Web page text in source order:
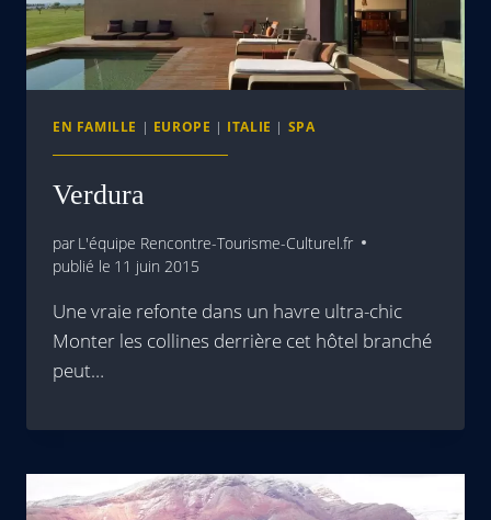
EN FAMILLE | EUROPE | ITALIE | SPA
Verdura
par L'équipe Rencontre-Tourisme-Culturel.fr
publié le 11 juin 2015
Une vraie refonte dans un havre ultra-chic
Monter les collines derrière cet hôtel branché
peut…